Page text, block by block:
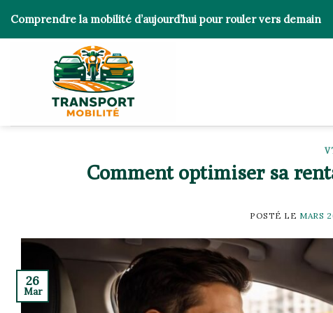
Comprendre la mobilité d’aujourd’hui pour rouler vers demain
Comment optimiser sa
POSTÉ LE MARS
26
Mar